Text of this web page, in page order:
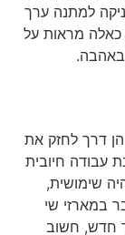
למתנה ערך
כאלה מראות על
דרך לחזק את
עבודה חיובית
שימושית,
במארזי שי
חדש, חשוב